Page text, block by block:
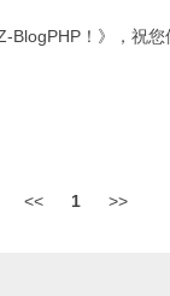
BlogPHP！》，祝
<< 1 >>